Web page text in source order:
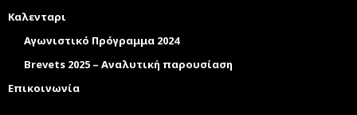
Καλενταρι
Αγωνιστικό Πρόγραμμα 2024
Brevets 2025 – Αναλυτική παρουσίαση
Επικοινωνία